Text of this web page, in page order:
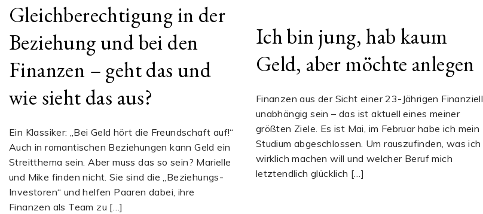
Gleichberechtigung in der
Beziehung und bei den
Finanzen – geht das und
wie sieht das aus?
Ein Klassiker: „Bei Geld hört die Freundschaft auf!“
Auch in romantischen Beziehungen kann Geld ein
Streitthema sein. Aber muss das so sein? Marielle
und Mike finden nicht. Sie sind die „Beziehungs-
Investoren“ und helfen Paaren dabei, ihre
Finanzen als Team zu […]
Ich bin jung, hab kaum
Geld, aber möchte anlegen
Finanzen aus der Sicht einer 23-Jährigen Finanziell
unabhängig sein – das ist aktuell eines meiner
größten Ziele. Es ist Mai, im Februar habe ich mein
Studium abgeschlossen. Um rauszufinden, was ich
wirklich machen will und welcher Beruf mich
letztendlich glücklich […]